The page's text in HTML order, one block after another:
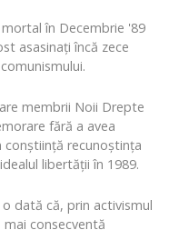
în Decembrie '89
asasinați încă zece
membrii Noii Drepte
fără a avea
conștiință recunoștința
libertății în 1989.
dată că, prin activismul
consecventă